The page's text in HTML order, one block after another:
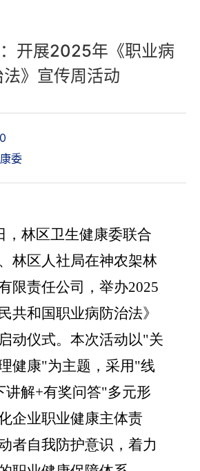
开展2025年《职业病
法》宣传周活动
委
，林区卫生健康委联合
林区人社局在神农架林
限责任公司，举办2025
共和国职业病防治法》
动仪式。本次活动以"关
健康"为主题，采用"线
讲解+有奖问答"多元形
企业职业健康主体责
者自我防护意识，着力